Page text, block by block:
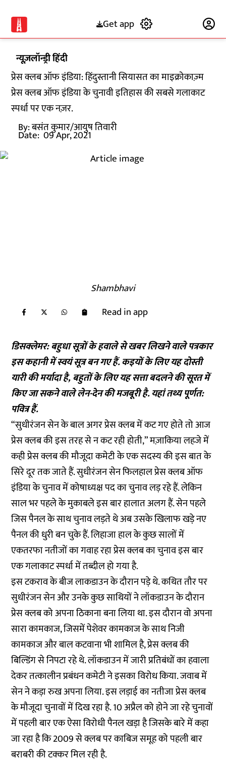
Get app
न्यूज़लॉन्ड्री हिंदी
प्रेस क्लब ऑफ इंडिया: हिंदुस्तानी सियासत का माइक्रोकाज़्म
प्रेस क्लब ऑफ इंडिया के चुनावी इतिहास की सबसे गलाकाट
स्पर्धा पर एक नज़र.
By:बसंत कुमार/आयुष तिवारी
Date: 09 Apr, 2021
Shambhavi
Read in app
डिसक्लेमर: बहुधा सूत्रों के हवाले से खबर लिखने वाले पत्रकार
इस कहानी में स्वयं सूत्र बन गए हैं. कइयों के लिए यह दोस्ती
यारी की मर्यादा है, बहुतों के लिए यह सत्ता बदलने की सूरत में
किए जा सकने वाले लेन-देन की मजबूरी है. यहां तथ्य पूर्णत:
पवित्र हैं.
“सुधीरंजन सेन के बाल अगर प्रेस क्लब में कट गए होते तो आज
प्रेस क्लब की इस तरह से न कट रही होती,” मज़ाकिया लहजे में
कही प्रेस क्लब की मौजूदा कमेटी के एक सदस्य की इस बात के
सिरे दूर तक जाते हैं. सुधीरंजन सेन फिलहाल प्रेस क्लब ऑफ
इंडिया के चुनाव में कोषाध्यक्ष पद का चुनाव लड़ रहे हैं. लेकिन
साल भर पहले के मुकाबले इस बार हालात अलग हैं. सेन पहले
जिस पैनल के साथ चुनाव लड़ते थे अब उसके खिलाफ खड़े नए
पैनल की धुरी बन चुके हैं. लिहाजा हाल के कुछ सालों में
एकतरफा नतीजों का गवाह रहा प्रेस क्लब का चुनाव इस बार
एक गलाकाट स्पर्धा में तब्दील हो गया है.
इस टकराव के बीज लाकडाउन के दौरान पड़े थे. कथित तौर पर
सुधीरंजन सेन और उनके कुछ साथियों ने लॉकडाउन के दौरान
प्रेस क्लब को अपना ठिकाना बना लिया था. इस दौरान वो अपना
सारा कामकाज, जिसमें पेशेवर कामकाज के साथ निजी
कामकाज और बाल कटवाना भी शामिल है, प्रेस क्लब की
बिल्डिंग से निपटा रहे थे. लॉकडाउन में जारी प्रतिबंधों का हवाला
देकर तत्कालीन प्रबंधन कमेटी ने इसका विरोध किया. जवाब में
सेन ने कड़ा रुख अपना लिया. इस लड़ाई का नतीजा प्रेस क्लब
के मौजूदा चुनावों में दिख रहा है. 10 अप्रैल को होने जा रहे चुनावों
में पहली बार एक ऐसा विरोधी पैनल खड़ा है जिसके बारे में कहा
जा रहा है कि 2009 से क्लब पर काबिज समूह को पहली बार
बराबरी की टक्कर मिल रही है.